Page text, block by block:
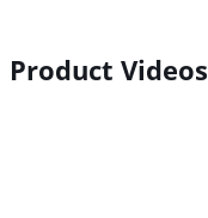
Product Videos